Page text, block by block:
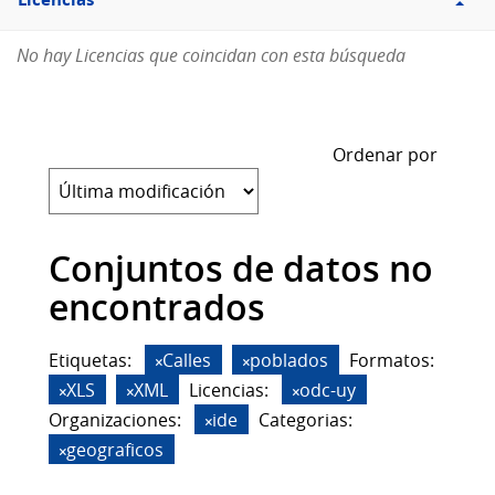
Licencias
No hay Licencias que coincidan con esta búsqueda
Ordenar por
Conjuntos de datos no
encontrados
Etiquetas: Calles poblados
Formatos:
XLS
XML Licencias:
odc-uy
Organizaciones:
ide
Categorias:
geograficos